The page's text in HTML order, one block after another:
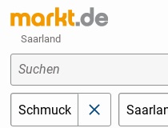
Saarland
Suchen
Schmuck schließen